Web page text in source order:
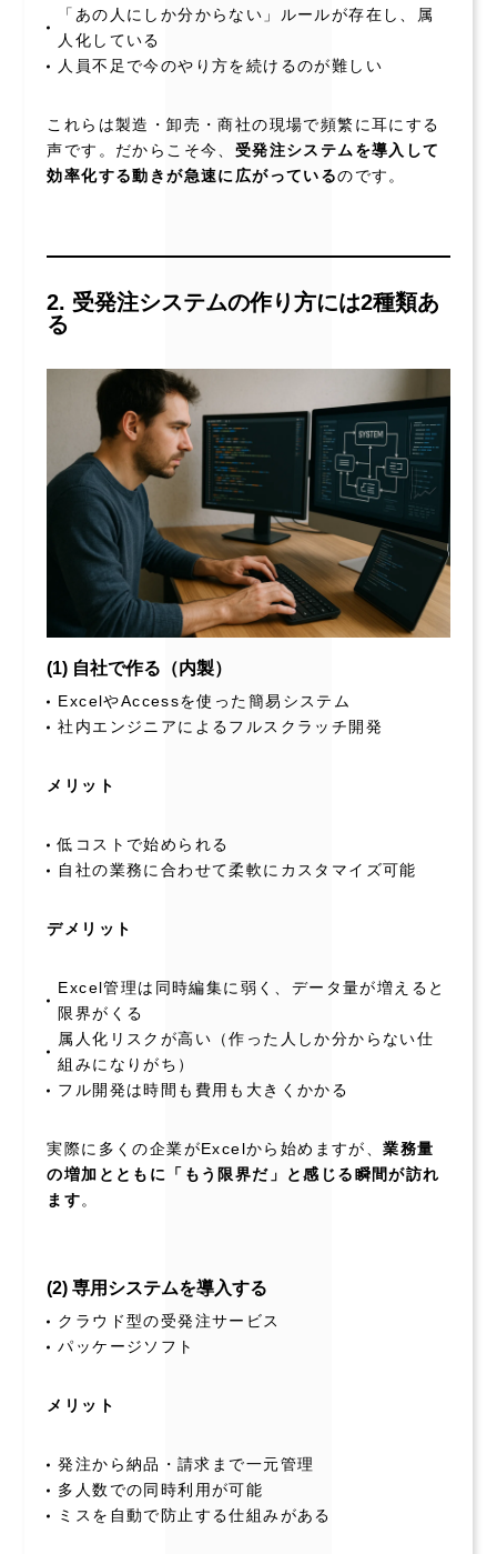
「あの人にしか分からない」ルールが存在し、属
人化している
人員不足で今のやり方を続けるのが難しい
これらは製造・卸売・商社の現場で頻繁に耳にする
声です。だからこそ今、 受発注システムを導入して
効率化する動きが急速に広がっているのです。
2. 受発注システムの作り方には2種類あ
る
(1) 自社で作る（内製）
ExcelやAccessを使った簡易システム
社内エンジニアによるフルスクラッチ開発
メリット
低コストで始められる
自社の業務に合わせて柔軟にカスタマイズ可能
デメリット
Excel管理は同時編集に弱く、データ量が増えると
限界がくる
属人化リスクが高い（作った人しか分からない仕
組みになりがち）
フル開発は時間も費用も大きくかかる
実際に多くの企業がExcelから始めますが、業務量
の増加とともに「もう限界だ」と感じる瞬間が訪れ
ます。
(2) 専用システムを導入する
クラウド型の受発注サービス
パッケージソフト
メリット
発注から納品・請求まで一元管理
多人数での同時利用が可能
ミスを自動で防止する仕組みがある